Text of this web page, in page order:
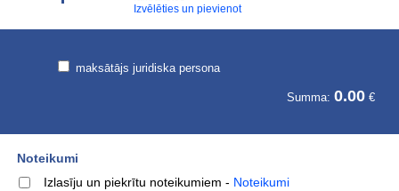
Izvēlēties un pievienot
maksātājs juridiska persona
Summa: 0.00€
Noteikumi
Izlasīju un piekrītu noteikumiem - Noteikumi